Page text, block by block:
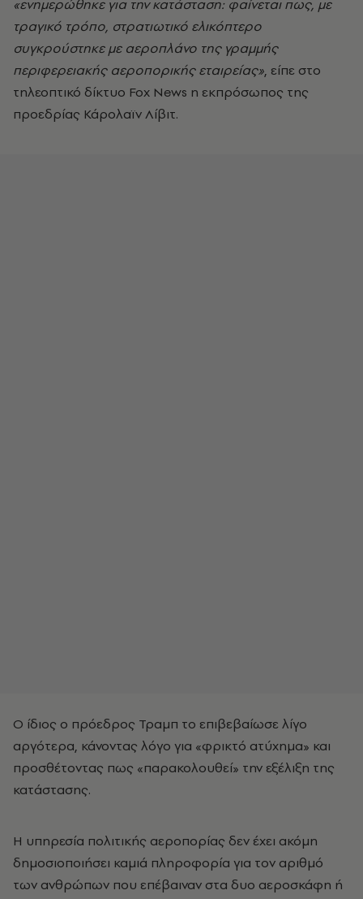
«ενημερώθηκε για την κατάσταση: φαίνεται πως, με
τραγικό τρόπο, στρατιωτικό ελικόπτερο
συγκρούστηκε με αεροπλάνο της γραμμής
περιφερειακής αεροπορικής εταιρείας», είπε στο
τηλεοπτικό δίκτυο Fox News η εκπρόσωπος της
προεδρίας Κάρολαϊν Λίβιτ.
Ο ίδιος ο πρόεδρος Τραμπ το επιβεβαίωσε λίγο
αργότερα, κάνοντας λόγο για «φρικτό ατύχημα» και
προσθέτοντας πως «παρακολουθεί» την εξέλιξη της
κατάστασης.
Η υπηρεσία πολιτικής αεροπορίας δεν έχει ακόμη
δημοσιοποιήσει καμιά πληροφορία για τον αριθμό
των ανθρώπων που επέβαιναν στα δυο αεροσκάφη ή